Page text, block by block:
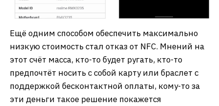
Ещё одним способом обеспечить максимально
низкую стоимость стал отказ от NFC. Мнений на
этот счёт масса, кто-то будет ругать, кто-то
предпочтёт носить с собой карту или браслет с
поддержкой бесконтактной оплаты, кому-то за
эти деньги такое решение покажется